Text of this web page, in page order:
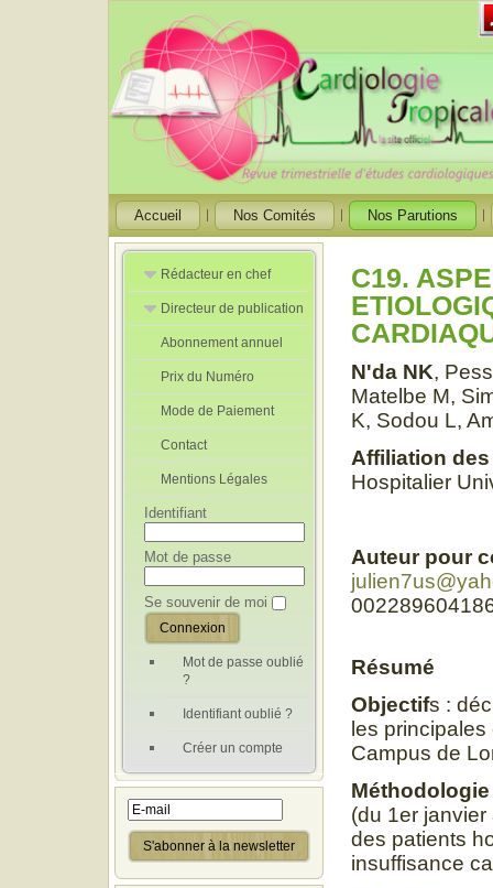
Accueil Nos Comités Nos Parutions
Rédacteur en chef
Rédacteurs en
Chef Adjoint
Directeur de publication
Directeur de
publication
adjoint
Abonnement annuel
Prix du Numéro
Mode de Paiement
Contact
Mentions Légales
Identifiant
Mot de passe
Se souvenir de moi
Mot de passe oublié
?
Identifiant oublié ?
Créer un compte
C19.
N'da NK,
Matelbe M,
K, Sodou L,
Affiliation
Hospitalier
Auteur pour
Résumé
Objectifs :
les
Campus de
(du 1er
des patients
insuffisance